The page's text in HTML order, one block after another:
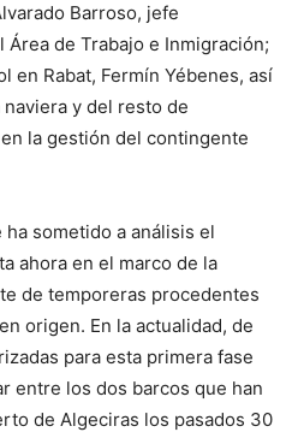
Barroso, jefe
de Trabajo e Inmigración;
en Rabat, Fermín Yébenes, así
y del resto de
la gestión del contingente
sometido a análisis el
ahora en el marco de la
de temporeras procedentes
origen. En la actualidad, de
para esta primera fase
entre los dos barcos que han
de Algeciras los pasados 30